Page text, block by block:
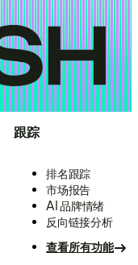
跟踪
排名跟踪
市场报告
AI 品牌情绪
反向链接分析
查看所有功能